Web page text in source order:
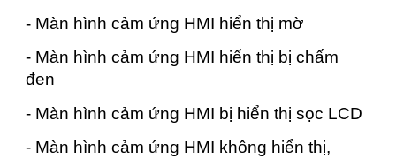
- Màn hình cảm ứng HMI hiển thị mờ
- Màn hình cảm ứng HMI hiển thị bị chấm
đen
- Màn hình cảm ứng HMI bị hiển thị sọc LCD
- Màn hình cảm ứng HMI không hiển thị,